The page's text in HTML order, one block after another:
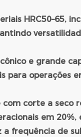
HRC50–65,
e grande
para operações
corte a seco
em 20%,
frequência de